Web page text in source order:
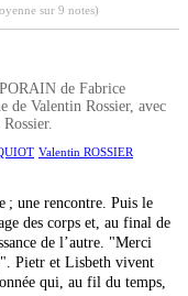
sur 9 notes)
de Fabrice
de Valentin Rossier, avec
Valentin ROSSIER
; une rencontre. Puis le
des corps et, au final de
de l’autre. "Merci
Pietr et Lisbeth vivent
qui, au fil du temps,